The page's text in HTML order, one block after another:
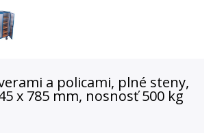
a policami, plné steny,
x 785 mm, nosnosť 500 kg